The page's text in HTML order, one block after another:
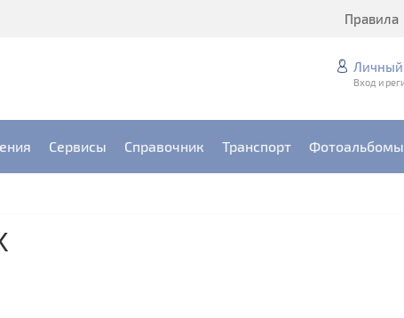
Правила
Личный
Вход и
Сервисы Справочник Транспорт Фотоальбомы